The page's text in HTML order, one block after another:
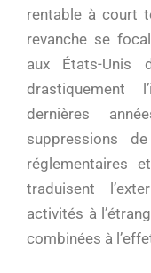
rentable à court
revanche se
aux États-Unis
drastiquement
dernières
suppressions
réglementaires
traduisent
activités à
combinées à